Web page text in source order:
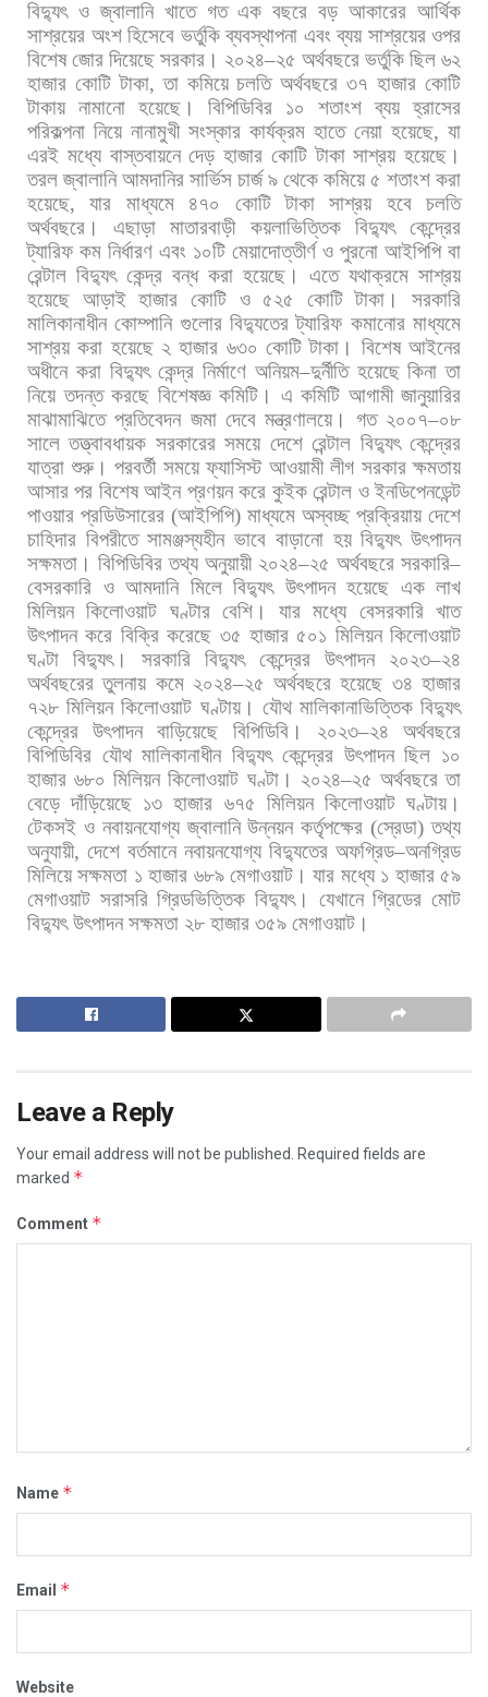
বিদ্যুৎ ও জ্বালানি খাতে গত এক বছরে বড় আকারের আর্থিক
সাশ্রয়ের অংশ হিসেবে ভর্তুকি ব্যবস্থাপনা এবং ব্যয় সাশ্রয়ের ওপর
বিশেষ জোর দিয়েছে সরকার। ২০২৪–২৫ অর্থবছরে ভর্তুকি ছিল ৬২
হাজার কোটি টাকা,তা কমিয়ে চলতি অর্থবছরে ৩৭ হাজার কোটি
টাকায় নামানো হয়েছে। বিপিডিবির ১০ শতাংশ ব্যয় হ্রাসের
পরিকল্পনা নিয়ে নানামুখী সংস্কার কার্যক্রম হাতে নেয়া হয়েছে, যা
এরই মধ্যে বাস্তবায়নে দেড় হাজার কোটি টাকা সাশ্রয় হয়েছে।
তরল জ্বালানি আমদানির সার্ভিস চার্জ ৯ থেকে কমিয়ে ৫ শতাংশ করা
হয়েছে,যার মাধ্যমে ৪৭০ কোটি টাকা সাশ্রয় হবে
চলতি
অর্থবছরে।
এছাড়া মাতারবাড়ী কয়লাভিত্তিক বিদ্যুৎ
কেন্দ্রের
ট্যারিফ কম নির্ধারণ এবং ১০টি মেয়াদোত্তীর্ণ ও পুরনো আইপিপি বা
রেন্টাল বিদ্যুৎ কেন্দ্র বন্ধ করা হয়েছে। এতে যথাক্রমে সাশ্রয়
হয়েছে আড়াই হাজার কোটি ও ৫২৫ কোটি টাকা।
সরকারি
মালিকানাধীন কোম্পানি গুলোর বিদ্যুতের ট্যারিফ কমানোর মাধ্যমে
সাশ্রয় করা হয়েছে ২ হাজার ৬৩০ কোটি টাকা। বিশেষ আইনের
অধীনে করা বিদ্যুৎ কেন্দ্র নির্মাণে অনিয়ম–দুর্নীতি হয়েছে কিনা তা
নিয়ে তদন্ত করছে বিশেষজ্ঞ কমিটি। এ কমিটি আগামী জানুয়ারির
মাঝামাঝিতে প্রতিবেদন জমা দেবে মন্ত্রণালয়ে। গত ২০০৭–০৮
সালে তত্ত্বাবধায়ক সরকারের সময়ে দেশে রেন্টাল বিদ্যুৎ কেন্দ্রের
যাত্রা শুরু। পরবর্তী সময়ে ফ্যাসিস্ট আওয়ামী লীগ সরকার ক্ষমতায়
আসার পর বিশেষ আইন প্রণয়ন করে কুইক রেন্টাল ও ইনডিপেনডেন্ট
পাওয়ার প্রডিউসারের (আইপিপি) মাধ্যমে অস্বচ্ছ প্রক্রিয়ায় দেশে
চাহিদার বিপরীতে সামঞ্জস্যহীন ভাবে বাড়ানো হয় বিদ্যুৎ উৎপাদন
সক্ষমতা। বিপিডিবির তথ্য অনুয়ায়ী ২০২৪–২৫ অর্থবছরে সরকারি–
বেসরকারি ও আমদানি মিলে বিদ্যুৎ উৎপাদন হয়েছে এক লাখ
মিলিয়ন কিলোওয়াট ঘণ্টার বেশি। যার মধ্যে বেসরকারি খাত
উৎপাদন করে বিক্রি করেছে ৩৫ হাজার ৫০১ মিলিয়ন কিলোওয়াট
ঘণ্টা
বিদ্যুৎ। সরকারি বিদ্যুৎ কেন্দ্রের উৎপাদন ২০২৩–২৪
অর্থবছরের তুলনায় কমে ২০২৪–২৫ অর্থবছরে হয়েছে ৩৪ হাজার
৭২৮ মিলিয়ন কিলোওয়াট ঘণ্টায়। যৌথ মালিকানাভিত্তিক বিদ্যুৎ
কেন্দ্রের
উৎপাদন বাড়িয়েছে বিপিডিবি। ২০২৩–২৪
অর্থবছরে
বিপিডিবির যৌথ মালিকানাধীন বিদ্যুৎ কেন্দ্রের উৎপাদন ছিল ১০
হাজার ৬৮০ মিলিয়ন কিলোওয়াট ঘণ্টা। ২০২৪–২৫ অর্থবছরে তা
বেড়ে দাঁড়িয়েছে ১৩ হাজার ৬৭৫ মিলিয়ন কিলোওয়াট ঘণ্টায়।
টেকসই ও নবায়নযোগ্য জ্বালানি উন্নয়ন কর্তৃপক্ষের (স্রেডা)তথ্য
অনুযায়ী, দেশে বর্তমানে নবায়নযোগ্য বিদ্যুতের অফগ্রিড–অনগ্রিড
মিলিয়ে সক্ষমতা ১ হাজার ৬৮৯ মেগাওয়াট। যার মধ্যে ১ হাজার ৫৯
মেগাওয়াট সরাসরি গ্রিডভিত্তিক বিদ্যুৎ। যেখানে গ্রিডের মোট
বিদ্যুৎ উৎপাদন সক্ষমতা ২৮ হাজার ৩৫৯ মেগাওয়াট।
Leave a Reply
Your email address will not be published.
Required fields are
marked *
Comment *
Name *
Email *
Website